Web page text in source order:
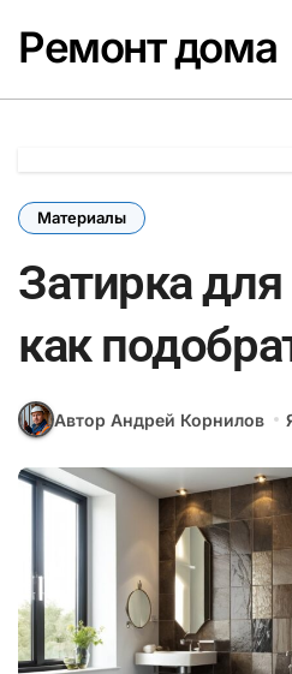
содержанию
Ремонт дома
Материалы
Затирка
как
Автор Андрей Корнилов